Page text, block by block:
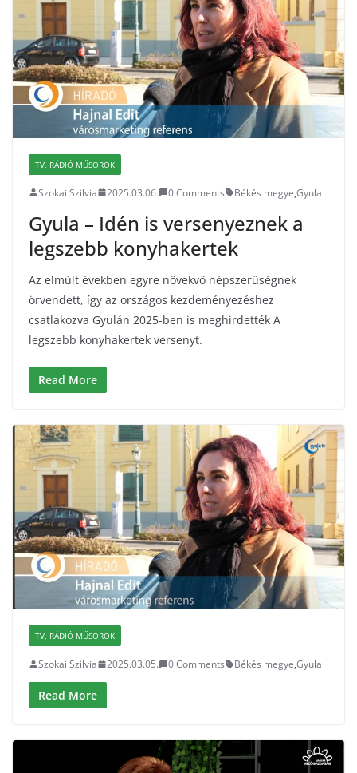
TV, RÁDIÓ MŰSOROK
Szokai Szilvia 2025.03.06. 0 Comments Békés megye,Gyula
Gyula – Idén is versenyeznek a
legszebb konyhakertek
Az elmúlt években egyre növekvő népszerűségnek
örvendett, így az országos kezdeményezéshez
csatlakozva Gyulán 2025-ben is meghirdették A
legszebb konyhakertek versenyt.
Read More
TV, RÁDIÓ MŰSOROK
Szokai Szilvia 2025.03.05. 0 Comments Békés megye,Gyula
Read More